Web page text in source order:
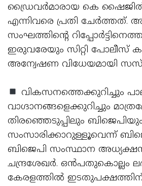
ഡ്രൈവര്‍മാരായ കെ
എന്നിവരെ പ്രതി ചേര്‍ത്തത്.
സംഘത്തിന്റെ
ഇരുവരേയും സിറ്റി പോലീസ്
അന്വേഷണ വിധേയമായി
വികസനത്തെക്കുറിച്ചും
വാഗ്ദാനങ്ങളെക്കുറിച്ചും
തിരഞ്ഞെടുപ്പിലും
സംസാരിക്കാറുള്ളൂവെന്ന്
ബിജെപി സംസ്ഥാന
ചന്ദ്രശേഖര്‍. ഒന്‍പതുകൊല്ലം
കേരളത്തില്‍ ഇടതുപക്ഷത്തിന്